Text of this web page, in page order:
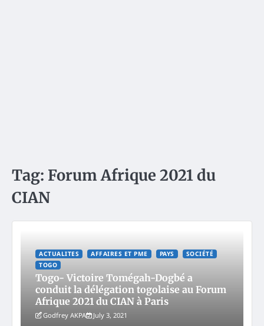
Tag: Forum Afrique 2021 du
CIAN
ACTUALITES AFFAIRES ET PME PAYS
SOCIÉTÉ
TOGO
Togo- Victoire Tomégah-Dogbé a
conduit la délégation togolaise au Forum
Afrique 2021 du CIAN à Paris
Godfrey AKPA July 3, 2021